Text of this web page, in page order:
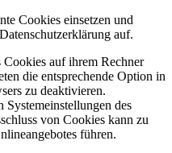
Cookies einsetzen und
auf.
auf ihrem Rechner
die entsprechende Option in
zu deaktivieren.
Systemeinstellungen des
von Cookies kann zu
führen.